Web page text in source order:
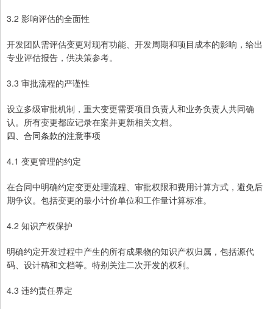
3.2 影响评估的全面性
开发团队需评估变更对现有功能、开发周期和项目成本的影响，给出
专业评估报告，供决策参考。
3.3 审批流程的严谨性
设立多级审批机制，重大变更需要项目负责人和业务负责人共同确
认。所有变更都应记录在案并更新相关文档。
四、合同条款的注意事项
4.1 变更管理的约定
在合同中明确约定变更处理流程、审批权限和费用计算方式，避免后
期争议。包括变更的最小计价单位和工作量计算标准。
4.2 知识产权保护
明确约定开发过程中产生的所有成果物的知识产权归属，包括源代
码、设计稿和文档等。特别关注二次开发的权利。
4.3 违约责任界定